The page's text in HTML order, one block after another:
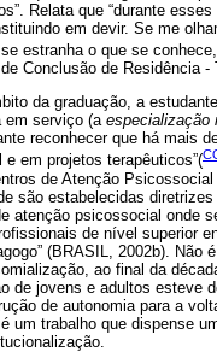
Relata que “durante
em devir. Se me
se estranha o que se
Conclusão de Residência -
da graduação, a
em serviço (a especialização
reconhecer que há mais
em projetos terapêuticos”(
de Atenção
são estabelecidas
atenção psicossocial onde
de nível superior
(BRASIL, 2002b). Não
ao final da
de jovens e adultos esteve
de autonomia para a
um trabalho que dispense